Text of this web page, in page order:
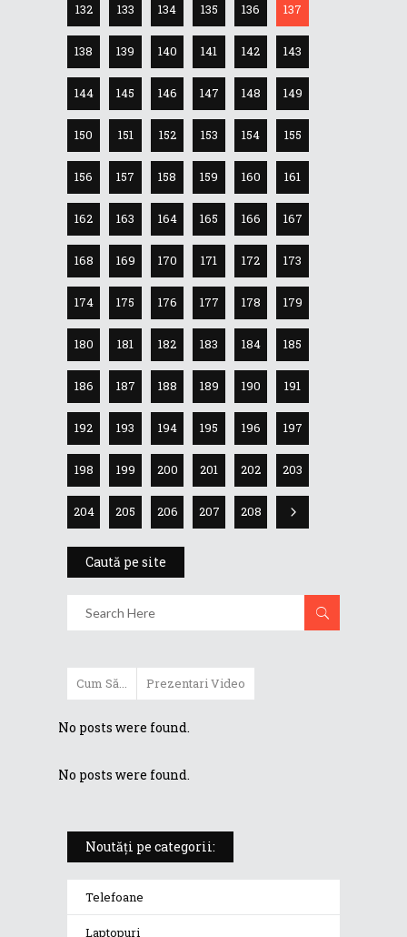
132 133 134 135 136 137
138 139 140 141 142 143
144 145 146 147 148 149
150 151 152 153 154 155
156 157 158 159 160 161
162 163 164 165 166 167
168 169 170 171 172 173
174 175 176 177 178 179
180 181 182 183 184 185
186 187 188 189 190 191
192 193 194 195 196 197
198 199 200 201 202 203
204 205 206 207 208
Caută pe site
Cum Să... Prezentari Video
No posts were found.
No posts were found.
Noutăți pe categorii:
Telefoane
Laptopuri